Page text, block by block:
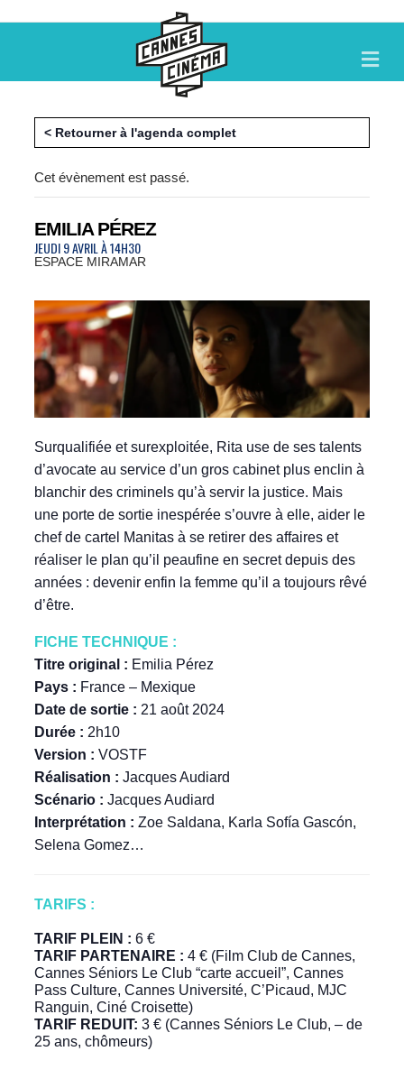
M
E
N
< Retourner à l'agenda complet
Cet évènement est passé.
EMILIA PÉREZ
JEUDI 9 AVRIL À 14H30
ESPACE MIRAMAR
Surqualifiée et surexploitée, Rita use de ses talents
d’avocate au service d’un gros cabinet plus enclin à
blanchir des criminels qu’à servir la justice. Mais
une porte de sortie inespérée s’ouvre à elle, aider le
chef de cartel Manitas à se retirer des affaires et
réaliser le plan qu’il peaufine en secret depuis des
années : devenir enfin la femme qu’il a toujours rêvé
d’être.
FICHE TECHNIQUE :
Titre original : Emilia Pérez
Pays : France – Mexique
Date de sortie : 21 août 2024
Durée : 2h10
Version : VOSTF
Réalisation : Jacques Audiard
Scénario : Jacques Audiard
Interprétation : Zoe Saldana, Karla Sofía Gascón,
Selena Gomez…
TARIFS :
TARIF PLEIN : 6 €
TARIF PARTENAIRE : 4 € (Film Club de Cannes,
Cannes Séniors Le Club “carte accueil”, Cannes
Pass Culture, Cannes Université, C’Picaud, MJC
Ranguin, Ciné Croisette)
TARIF REDUIT: 3 € (Cannes Séniors Le Club, – de
25 ans, chômeurs)